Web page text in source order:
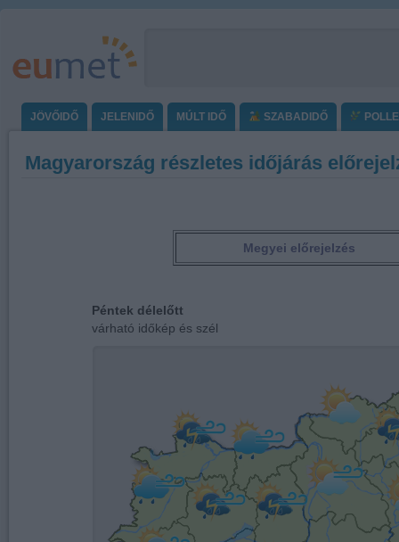
JÖVŐIDŐ JELENIDŐ MÚLT IDŐ SZABADIDŐ
Magyarország részletes időjárás
Megyei előrejelzés
Péntek délután
várható időkép, szél és maximum hőmérséklet °C
38
37